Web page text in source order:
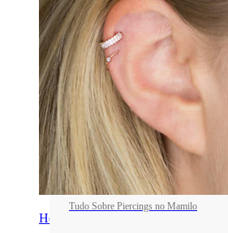
Helix
Tudo Sobre Piercings no Mamilo